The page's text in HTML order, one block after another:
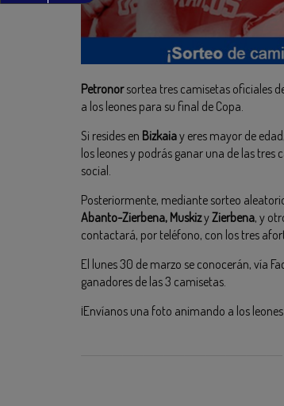
Petronorsortea tres camisetas oficiales
a los leones para su final de Copa.
Si resides en Bizkaiay eres mayor de
los leones y podrás ganar una de las tres
social.
Posteriormente, mediante sorteo
Abanto-Zierbena, MuskizyZierbena, y
contactará, por teléfono, con los tres
El lunes 30 de marzo se conocerán, vía
ganadores de las 3 camisetas.
¡Envíanos una foto animando a los